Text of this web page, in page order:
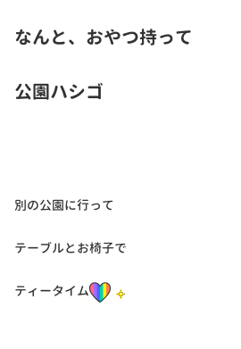
なんと、おやつ持って
公園ハシゴ
別の公園に行って
テーブルとお椅子で
ティータイム